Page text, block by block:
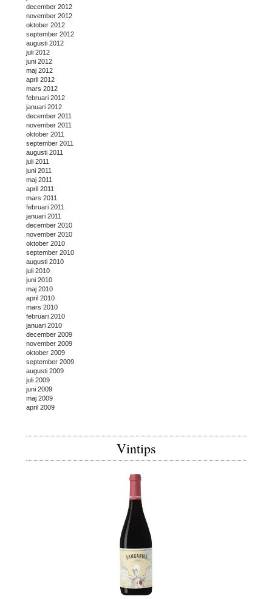
december 2012
november 2012
oktober 2012
september 2012
augusti 2012
juli 2012
juni 2012
maj 2012
april 2012
mars 2012
februari 2012
januari 2012
december 2011
november 2011
oktober 2011
september 2011
augusti 2011
juli 2011
juni 2011
maj 2011
april 2011
mars 2011
februari 2011
januari 2011
december 2010
november 2010
oktober 2010
september 2010
augusti 2010
juli 2010
juni 2010
maj 2010
april 2010
mars 2010
februari 2010
januari 2010
december 2009
november 2009
oktober 2009
september 2009
augusti 2009
juli 2009
juni 2009
maj 2009
april 2009
Vintips